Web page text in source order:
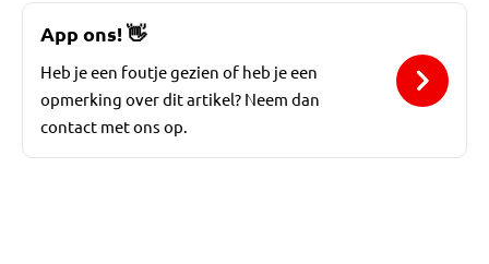
App ons!👋
Heb je een foutje gezien of heb je een
opmerking over dit artikel? Neem dan
contact met ons op.